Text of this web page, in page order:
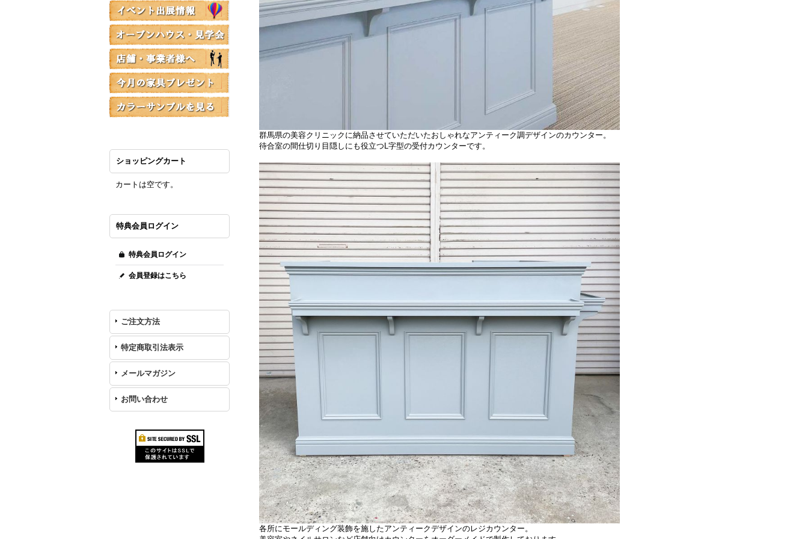
ショッピングカート
カートは空です。
特典会員ログイン
特典会員ログイン
会員登録はこちら
ご注文方法
特定商取引法表示
メールマガジン
お問い合わせ
群馬県の美容クリニックに納品させていただいたおしゃれなアンティーク調デザインのカウンター。
待合室の間仕切り目隠しにも役立つL字型の受付カウンターです。
各所にモールディング装飾を施したアンティークデザインのレジカウンター。